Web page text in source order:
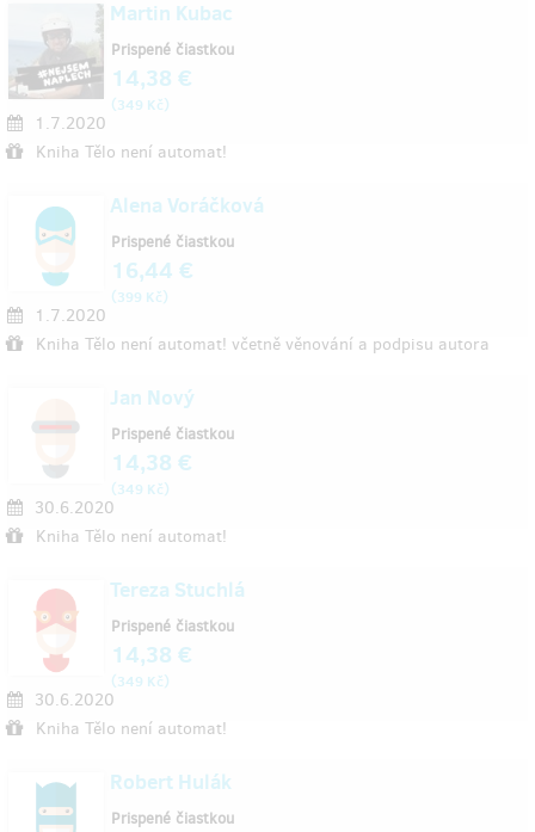
Martin Kubac
1.7.2020
Kniha Tělo není automat!
Prispené čiastkou
14,38 €
(349 Kč)
Alena Voráčková
1.7.2020
Kniha Tělo není automat! včetně věnování a podpisu autora
Prispené čiastkou
16,44 €
(399 Kč)
Jan Nový
30.6.2020
Kniha Tělo není automat!
Prispené čiastkou
14,38 €
(349 Kč)
Tereza Stuchlá
30.6.2020
Kniha Tělo není automat!
Prispené čiastkou
14,38 €
(349 Kč)
Robert Hulák
Prispené čiastkou